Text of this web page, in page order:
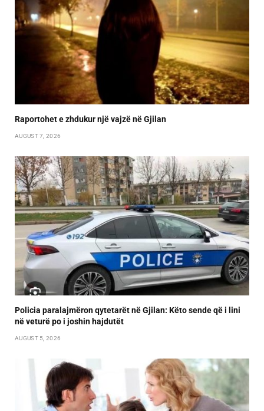
Raportohet e zhdukur një vajzë në Gjilan
AUGUST 7, 2026
Policia paralajmëron qytetarët në Gjilan: Këto sende që i lini
në veturë po i joshin hajdutët
AUGUST 5, 2026